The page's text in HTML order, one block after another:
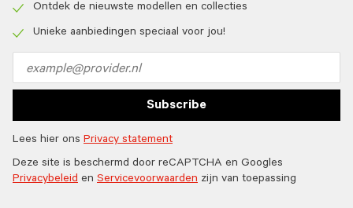
icon
icon
Ontdek de nieuwste modellen en collecties
Unieke aanbiedingen speciaal voor jou!
address
Subscribe
Lees hier ons Privacy statement
Deze site is beschermd door reCAPTCHA en Googles
Privacybeleid en Servicevoorwaarden zijn van toepassing